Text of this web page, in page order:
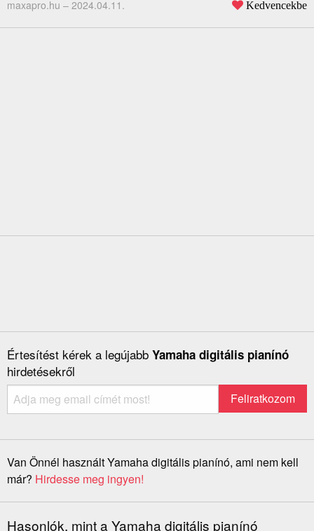
maxapro.hu – 2024.04.11. Kedvencekbe
Értesítést kérek a legújabb Yamaha digitális pianínó
hirdetésekről
Van Önnél használt Yamaha digitális pianínó, ami nem kell
már? Hirdesse meg ingyen!
Hasonlók, mint a Yamaha digitális pianínó